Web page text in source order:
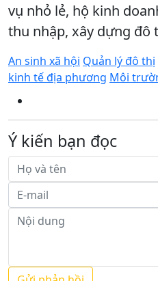
vụ nhỏ lẻ, hộ kinh
thu nhập, xây dựng đô
An sinh xã hội Quản lý đô thị
kinh tế địa phương Môi
Ý kiến bạn đọc